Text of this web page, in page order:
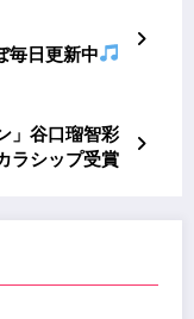
毎日更新中
」谷口瑠智彩
ラシップ受賞